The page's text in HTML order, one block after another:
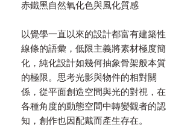
赤鐵黑自然氧化色與風化質感
以覺學一直以來的設計都富有建築性
線條的語彙，低限主義將素材極度簡
化，純化設計如幾何抽象骨架般本質
的極限。思考光影與物件的相對關
係，從平面創造空間與光的對視，在
各種角度的動態空間中轉變觀者的認
知，創作也因配戴而產生存在。